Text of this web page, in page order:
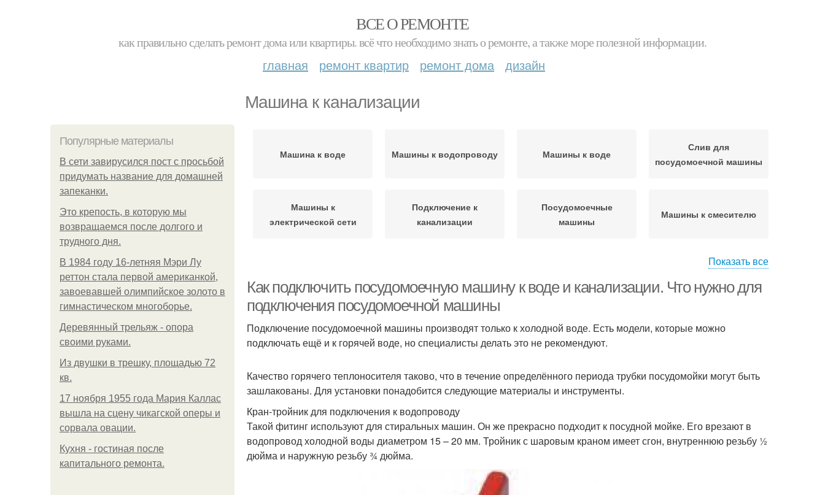
ВСЕ О РЕМОНТЕ
как правильно сделать ремонт дома или квартиры. всё что необходимо знать о ремонте, а также море полезной информации.
главная ремонт квартир ремонт дома дизайн
Машина к канализации
Популярные материалы
В сети завирусился пост с просьбой
придумать название для домашней
запеканки.
Это крепость, в которую мы
возвращаемся после долгого и
трудного дня.
В 1984 году 16-летняя Мэри Лу
реттон стала первой американкой,
завоевавшей олимпийское золото в
гимнастическом многоборье.
Деревянный трельяж - опора
своими руками.
Из двушки в трешку, площадью 72
кв.
17 ноября 1955 года Мария Каллас
вышла на сцену чикагской оперы и
сорвала овации.
Кухня - гостиная после
капитального ремонта.
Машина к воде Машины к водопроводу Машины к воде
Слив для
посудомоечной машины
Машины к
электрической сети
Подключение к
канализации
Посудомоечные
машины
Машины к смесителю
коммуникациям
Машины к сифону
Посудомойки к
канализации
Показать все
Как подключить посудомоечную машину к воде и канализации. Что нужно для
подключения посудомоечной машины
Подключение посудомоечной машины производят только к холодной воде. Есть модели, которые можно
подключать ещё и к горячей воде, но специалисты делать это не рекомендуют.
Качество горячего теплоносителя таково, что в течение определённого периода трубки посудомойки могут быть
зашлакованы. Для установки понадобится следующие материалы и инструменты.
Кран-тройник для подключения к водопроводу
Такой фитинг используют для стиральных машин. Он же прекрасно подходит к посудной мойке. Его врезают в
водопровод холодной воды диаметром 15 – 20 мм. Тройник с шаровым краном имеет сгон, внутреннюю резьбу ½
дюйма и наружную резьбу ¾ дюйма.